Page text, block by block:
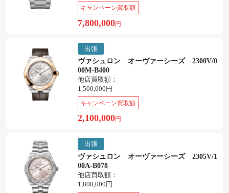
キャンペーン買取額
7,800,000円
出張
ヴァシュロン オーヴァーシーズ 2300V/0
00M-B400
他店買取額：
1,500,000円
キャンペーン買取額
2,100,000円
出張
ヴァシュロン オーヴァーシーズ 2305V/1
00A-B078
他店買取額：
1,800,000円